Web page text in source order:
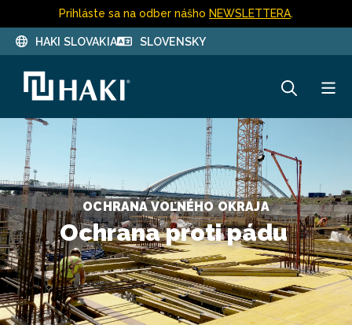
Prihláste sa na odber nášho NEWSLETTERA.
HAKI SLOVAKIA SLOVENSKY
OCHRANA VOĽNÉHO OKRAJA
Ochrana proti pádu